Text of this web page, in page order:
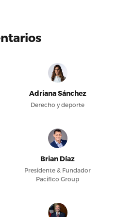
Adriana Sánchez
Derecho y deporte
Brian Díaz
Presidente & Fundador
Pacifico Group